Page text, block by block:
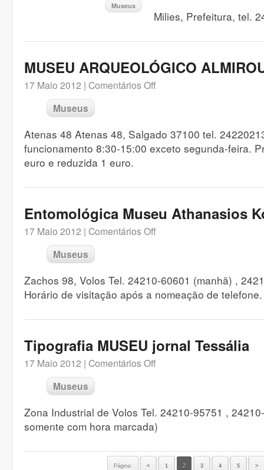
Museus
Milies, Prefeitura, tel.
MUSEU ARQUEOLÓGICO
17 Maio 2012 | Comentários Off
Museus
Atenas 48 Atenas 48, Salgado 37100 tel.
funcionamento 8:30-15:00 exceto segunda-feira.
euro e reduzida 1 euro.
Entomológica Museu Athanasios
17 Maio 2012 | Comentários Off
Museus
Zachos 98, Volos Tel. 24210-60601 (manhã) ,
Horário de visitação após a nomeação de telefone.
Tipografia MUSEU jornal Tessália
17 Maio 2012 | Comentários Off
Museus
Zona Industrial de Volos Tel. 24210-95751 ,
somente com hora marcada)
Página: < 1 2 3 4 5 >